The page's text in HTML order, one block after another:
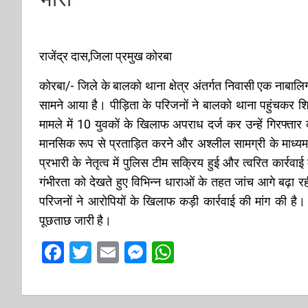
राजेंद्र दास,जिला प्रमुख कोरबा
कोरबा/- जिले के बालको थाना क्षेत्र अंतर्गत निवासी एक
सामने आया है। पीड़िता के परिजनों ने बालको थाना पहुंचकर
मामले में 10 युवकों के खिलाफ अपराध दर्ज कर उन्हें गिरफ्तार
मानसिक रूप से प्रताड़ित करने और अश्लील सामग्री के
प्रभारी के नेतृत्व में पुलिस टीम सक्रिय हुई और त्वरित
गंभीरता को देखते हुए विभिन्न धाराओं के तहत जांच आगे बढ़ा
परिजनों ने आरोपियों के खिलाफ कड़ी कार्रवाई की मांग की
पूछताछ जारी है।
F
ce
T
tt
E
ail
M
se at